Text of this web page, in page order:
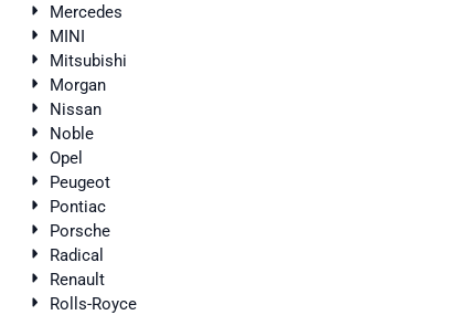
Mercedes
MINI
Mitsubishi
Morgan
Nissan
Noble
Opel
Peugeot
Pontiac
Porsche
Radical
Renault
Rolls-Royce